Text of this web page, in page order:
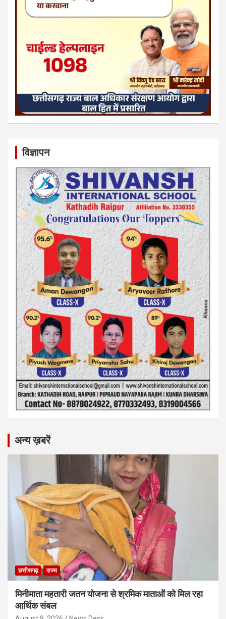
विज्ञापन
अन्य ख़बरें
छत्तीसगढ़ राज्य
मिनीमाता महतारी जतन योजना से श्रमिक माताओं को मिल रहा
आर्थिक संबल